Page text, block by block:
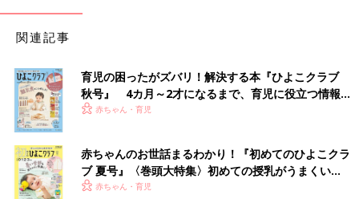
無印良品のやわらかポリエチレンケースにレゴを収
関連記事
育児の困ったがズバリ！解決する本『ひよこクラブ
秋号』 4カ月～2才になるまで、育児に役立つ情報が
いっぱい！
赤ちゃん・育児
赤ちゃんのお世話まるわかり！『初めてのひよこクラ
ブ 夏号』〈巻頭大特集〉初めての授乳がうまくい
く！ おっぱい・ミルクの基本と夏のトラブル 解決テ
赤ちゃん・育児